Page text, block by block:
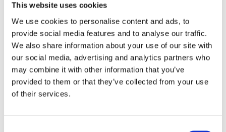
This website uses cookies
We use cookies to personalise content and ads, to
provide social media features and to analyse our traffic.
We also share information about your use of our site with
our social media, advertising and analytics partners who
may combine it with other information that you’ve
provided to them or that they’ve collected from your use
of their services.
BESKRIVNING
Vackra och annorlunda Alocasiablomman med
sina djupgröna blad och ljusare inslag gör den
hemmet lite roligare.